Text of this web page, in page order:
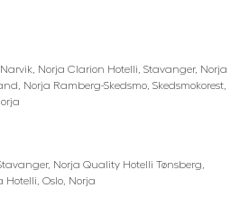
Norja Clarion Hotelli, Stavanger, Norja
Norja Ramberg-Skedsmo, Skedsmokorest,
Norja Quality Hotelli Tønsberg,
Hotelli, Oslo, Norja